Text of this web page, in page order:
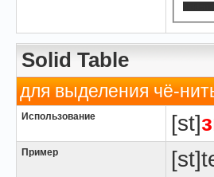
Solid Table
для выделения чё-
Использование [st]
Пример